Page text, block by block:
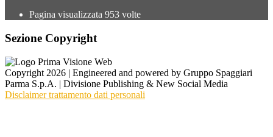
Pagina visualizzata 953 volte
Sezione Copyright
Copyright 2026 | Engineered and powered by Gruppo Spaggiari
Parma S.p.A. | Divisione Publishing & New Social Media
Disclaimer trattamento dati personali